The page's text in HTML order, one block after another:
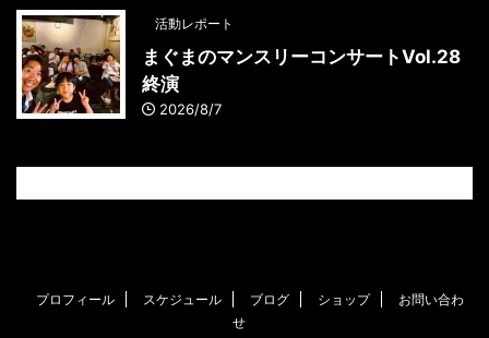
活動レポート
まぐまのマンスリーコンサートVol.28
終演
2026/8/7
プロフィール スケジュール ブログ ショップ
お問い合わ
せ